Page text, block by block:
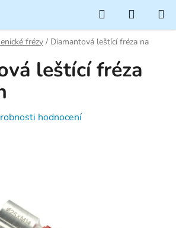
Hledat
KOŠÍK
frézy / Diamantová leštící fréza na
leštící fréza
hodnocení